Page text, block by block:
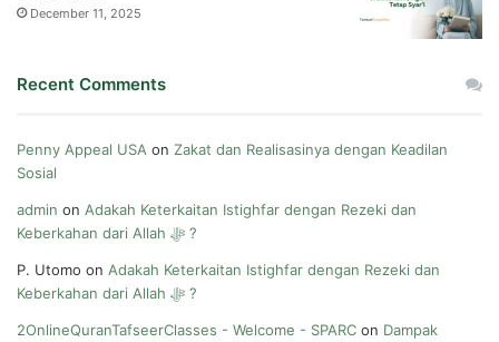
December 11, 2025
Recent Comments
Penny Appeal USA on Zakat dan Realisasinya dengan Keadilan
Sosial
admin on Adakah Keterkaitan Istighfar dengan Rezeki dan
Keberkahan dari Allah ﷻ ?
P. Utomo on Adakah Keterkaitan Istighfar dengan Rezeki dan
Keberkahan dari Allah ﷻ ?
2OnlineQuranTafseerClasses - Welcome - SPARC on Dampak